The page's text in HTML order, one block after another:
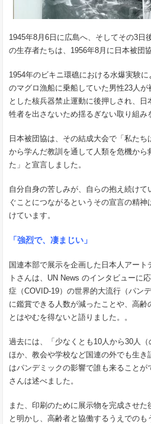
1945年8月6日に広島へ、そしてその3日
の生存者たちは、1956年8月に日本被団
1954年のビキニ環礁における水爆実験
のマグロ漁船に乗船していた男性23人
とした核兵器禁止運動に後押しされ、
牲者を出さないため揺るぎない取り組み
日本被団協は、その結成大会で「私た
から学んだ教訓を通して人類を危機から
た」と宣言しました。
自分自身の苦しみが、自らの抱え続け
ぐことにつながるというその宣言の精
けています。
「強烈で、凄まじい」
国連本部で展示を企画した日本人アー
トさんは、UN News のインタビューに
症（COVID-19）の世界的大流行（パン
に鑑賞できる人数が減ったことや、高齢
とはやむを得ないと語りました。。
過去には、「少なくとも10人から30人
ほか、教会や学校など国連の外でも生き
はパンデミックの影響で誰も来ることが
さんは述べました。
また、印刷のために展示物を完成させ
と明かし、高齢者と協働するうえでの